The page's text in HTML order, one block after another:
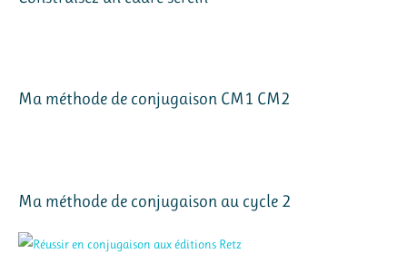
Ma méthode de conjugaison CM1 CM2
Ma méthode de conjugaison au cycle 2